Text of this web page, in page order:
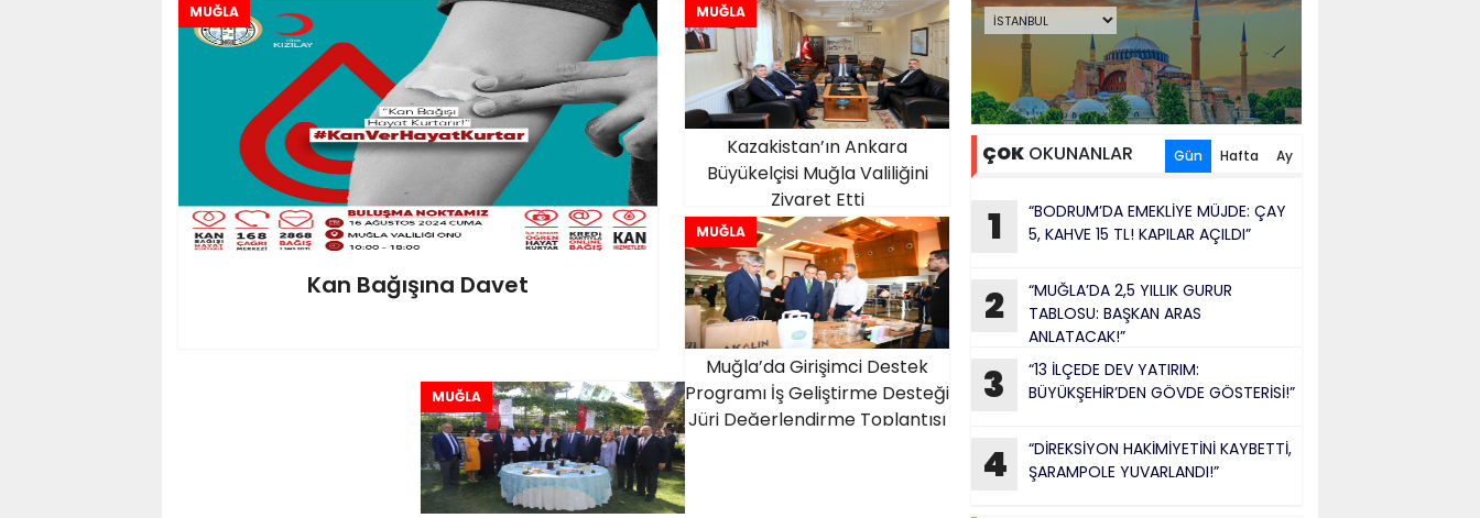
MUĞLA
Kazakistan’ın Ankara
Büyükelçisi Muğla Valiliğini
Ziyaret Etti
MUĞLA
Kan Bağışına Davet
MUĞLA
Muğla’da Girişimci Destek
Programı İş Geliştirme Desteği
Jüri Değerlendirme Toplantısı
MUĞLA
ÇOK OKUNANLAR Gün Hafta Ay
1
“BODRUM’DA EMEKLİYE MÜJDE: ÇAY
5, KAHVE 15 TL! KAPILAR AÇILDI”
2
“MUĞLA’DA 2,5 YILLIK GURUR
TABLOSU: BAŞKAN ARAS
ANLATACAK!”
3
“13 İLÇEDE DEV YATIRIM:
BÜYÜKŞEHİR’DEN GÖVDE GÖSTERİSİ!”
4
“DİREKSİYON HAKİMİYETİNİ KAYBETTİ,
ŞARAMPOLE YUVARLANDI!”